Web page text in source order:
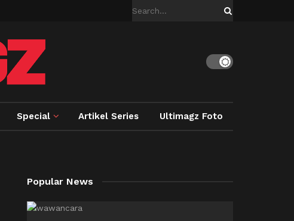
Special Artikel Series Ultimagz Foto
Popular News